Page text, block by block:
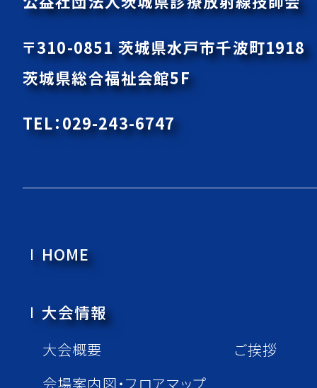
〒310-0851 茨城県水戸市千波町
茨城県総合福祉会館5F
TEL：029-243-6747
HOME
⼤会情報
⼤会概要
ご挨拶
会場案内図・フロアマップ